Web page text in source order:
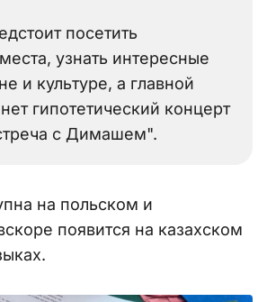
посетить
узнать интересные
и культуре, а главной
гипотетический концерт
с Димашем".
на польском и
появится на казахском